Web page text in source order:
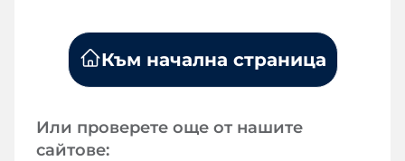
Към начална страница
Или проверете още от нашите
сайтове: